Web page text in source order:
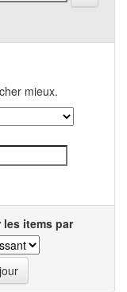
mieux.
les items par